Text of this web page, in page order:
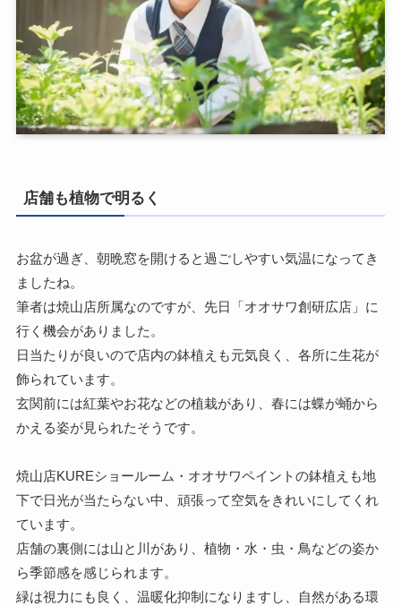
店舗も植物で明るく
お盆が過ぎ、朝晩窓を開けると過ごしやすい気温になってき
ましたね。
筆者は焼山店所属なのですが、先日「オオサワ創研広店」に
行く機会がありました。
日当たりが良いので店内の鉢植えも元気良く、各所に生花が
飾られています。
玄関前には紅葉やお花などの植栽があり、春には蝶が蛹から
かえる姿が見られたそうです。
焼山店KUREショールーム・オオサワペイントの鉢植えも地
下で日光が当たらない中、頑張って空気をきれいにしてくれ
ています。
店舗の裏側には山と川があり、植物・水・虫・鳥などの姿か
ら季節感を感じられます。
緑は視力にも良く、温暖化抑制になりますし、自然がある環